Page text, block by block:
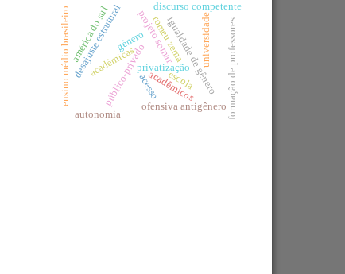
privatização
projeto somar
público-privado
romeu zema
igualdade de gênero
acadêmicos
acadêmicas universidade
ofensiva antigênero
gênero
desajuste estrutural
acesso
américa do sul discurso competente
escola
autonomia formação de professores
ensino médio brasileiro